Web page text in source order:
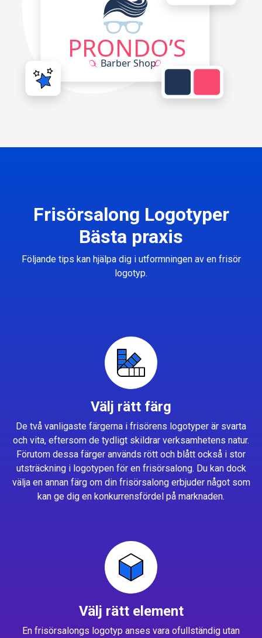
Frisörsalong Logotyper
Bästa praxis
Följande tips kan hjälpa dig i utformningen av en frisör
logotyp.
Välj rätt färg
De två vanligaste färgerna i frisörens logotyper är svarta
och vita, eftersom de tydligt skildrar verksamhetens natur.
Förutom dessa färger används rött och blått också i stor
utsträckning i logotypen för en frisörsalong. Du kan dock
välja en annan färg om din frisörsalong erbjuder något som
kan ge dig en konkurrensfördel på marknaden.
Välj rätt element
En frisörsalongs logotyp anses vara ofullständig utan